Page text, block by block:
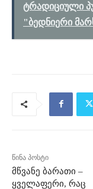
ტრადიციული
"ბედნიერი
წინა პოსტი
მწვანე ბარათი –
ყველაფერი, რაც